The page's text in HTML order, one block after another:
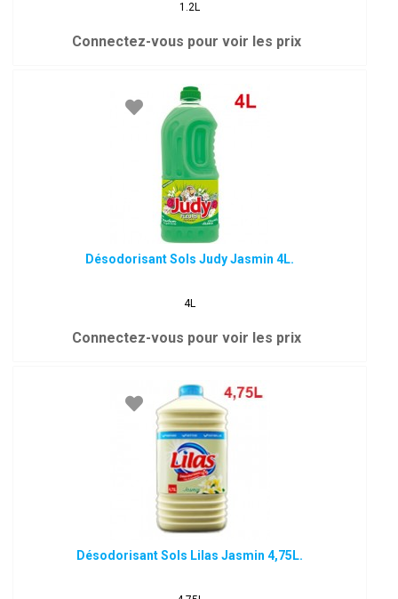
1.2L
Connectez-vous pour voir les prix
Désodorisant Sols Judy Jasmin 4L.
4L
Connectez-vous pour voir les prix
Désodorisant Sols Lilas Jasmin 4,75L.